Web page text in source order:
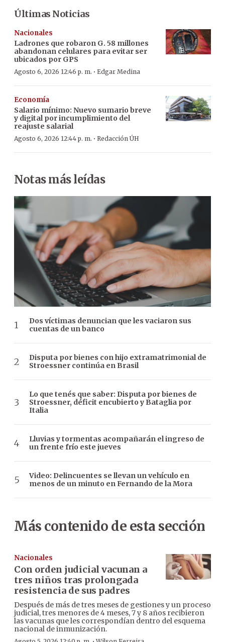
Últimas Noticias
Nacionales
Ladrones que robaron G. 58 millones
abandonan celulares para evitar ser
ubicados por GPS
Agosto 6, 2026 12:46 p. m. · Edgar Medina
Economía
Salario mínimo: Nuevo sumario breve
y digital por incumplimiento del
reajuste salarial
Agosto 6, 2026 12:44 p. m. · Redacción ÚH
Notas más leídas
Dos víctimas denuncian que les vaciaron sus
cuentas de un banco
Disputa por bienes con hijo extramatrimonial de
Stroessner continúa en Brasil
Lo que tenés que saber: Disputa por bienes de
Stroessner, déficit encubierto y Bataglia por
Italia
Lluvias y tormentas acompañarán el ingreso de
un frente frío este jueves
Video: Delincuentes se llevan un vehículo en
menos de un minuto en Fernando de la Mora
Más contenido de esta sección
Nacionales
Con orden judicial vacunan a
tres niños tras prolongada
resistencia de sus padres
Después de más de tres meses de gestiones y un proceso
judicial, tres menores de 4 meses, 7 y 8 años recibieron
las vacunas que les correspondían dentro del esquema
nacional de inmunización.